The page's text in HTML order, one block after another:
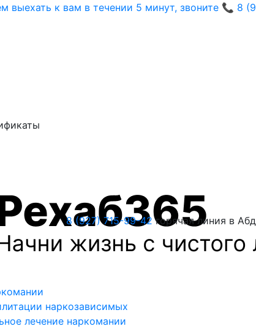
выехать к вам в течении 5 минут, звоните 📞 8
8 (927) 715-99-42горячая линия в
наркозависимых
лечение наркомании